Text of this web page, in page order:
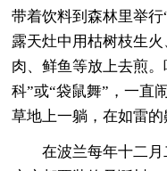
带着饮料到森林里举
露天灶中用枯树枝生
肉、鲜鱼等放上去煎
科”或“袋鼠舞”，一直
草地上一躺，在如雷的
在波兰每年十二月